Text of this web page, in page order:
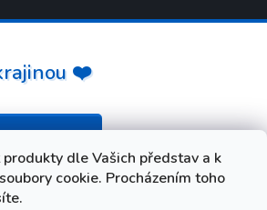
produkty dle Vašich představ a k
cookie. Procházením toho
❤️